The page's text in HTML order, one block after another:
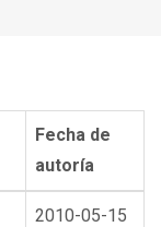
Fecha de
autoría
2010-05-15